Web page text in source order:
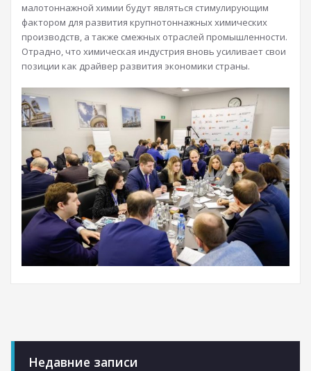
малотоннажной химии будут являться стимулирующим
фактором для развития крупнотоннажных химических
производств, а также смежных отраслей промышленности.
Отрадно, что химическая индустрия вновь усиливает свои
позиции как драйвер развития экономики страны.
Недавние записи